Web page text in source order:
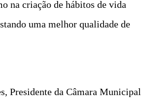
na criação de hábitos de vida
uma melhor qualidade de
Presidente da Câmara Municipal